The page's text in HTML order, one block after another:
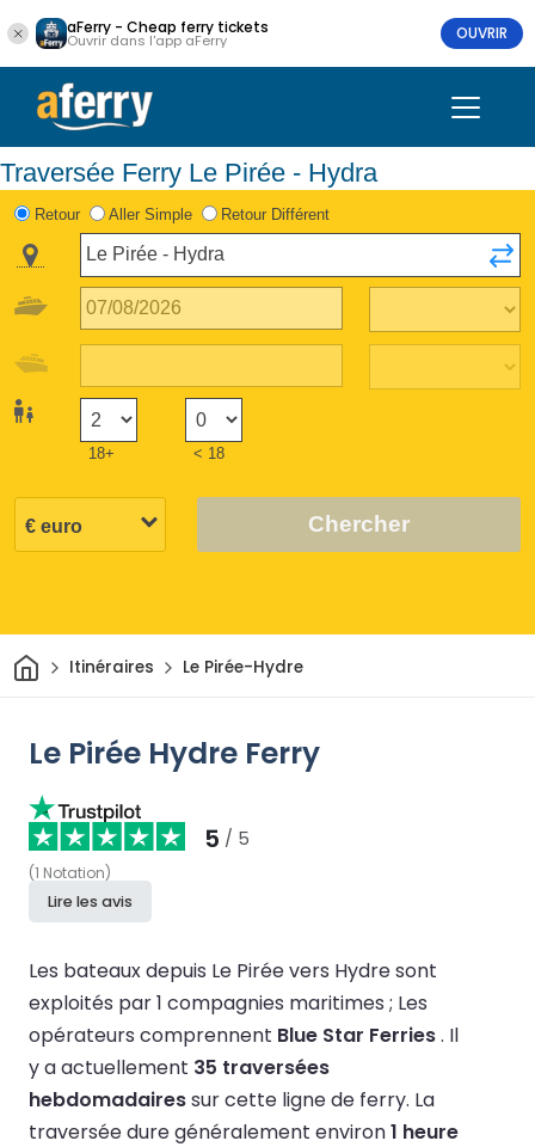
aFerry - Cheap ferry tickets
Ouvrir dans l'app aFerry OUVRIR
Traversée Ferry Le Pirée - Hydra
Retour Aller Simple Retour Différent
18+ < 18
Chercher
Maison
Itinéraires Le Pirée-Hydre
Le Pirée Hydre Ferry
5 / 5
(1 Notation)
Lire les avis
Les bateaux depuis Le Pirée vers Hydre sont
exploités par 1 compagnies maritimes ; Les
opérateurs comprennent Blue Star Ferries. Il
y a actuellement 35 traversées
hebdomadairessur cette ligne de ferry. La
traversée dure généralement environ1 heure